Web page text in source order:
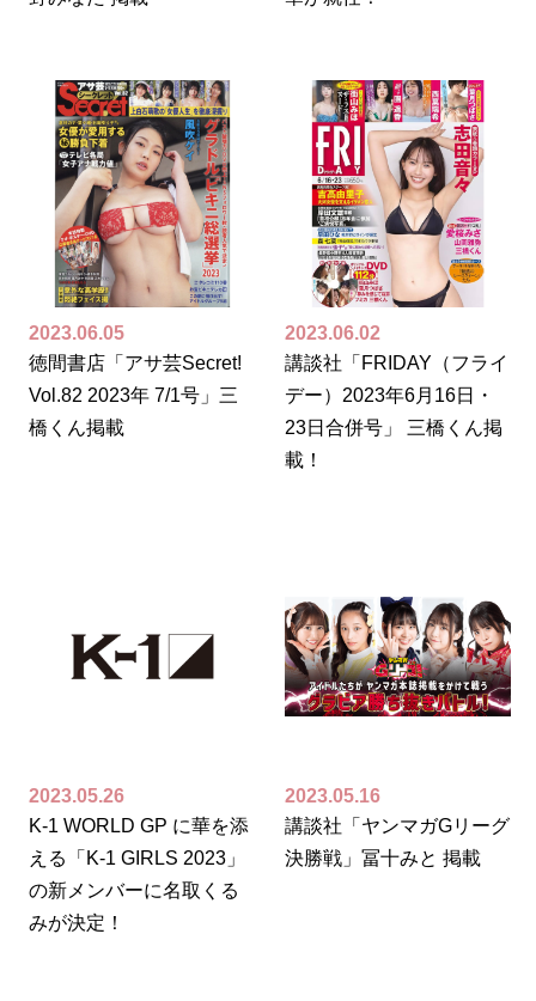
2023.06.05
徳間書店「アサ芸Secret!
Vol.82 2023年 7/1号」三
橋くん掲載
2023.06.02
講談社「FRIDAY（フライ
デー）2023年6月16日・
23日合併号」 三橋くん掲
載！
2023.05.26
K-1 WORLD GP に華を添
える「K-1 GIRLS 2023」
の新メンバーに名取くる
みが決定！
2023.05.16
講談社「ヤンマガGリーグ
決勝戦」冨十みと 掲載